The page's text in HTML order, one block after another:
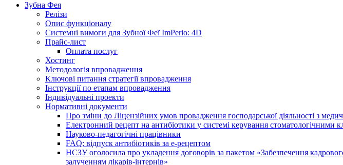
Зубна Фея
Релізи
Опис функціоналу
Системні вимоги для Зубної Феї ImPerio: 4D
Прайс-лист
Оплата послуг
Хостинг
Методологія впровадження
Ключові питання стратегії впровадження
Інструкції по етапам впровадження
Індивідуальні проекти
Нормативні документи
Про зміни до Ліцензійних умов провадження господарської діяльності з
Електронний рецепт на антибіотики у системі керування стоматологічними
Науково-педагогічні працівники
FAQ: відпуск антибіотиків за е-рецептом
НСЗУ оголосила про укладення договорів за пакетом «Забезпечення
залученням лікарів-інтернів»